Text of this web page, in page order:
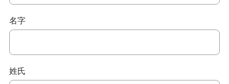
名字
姓氏